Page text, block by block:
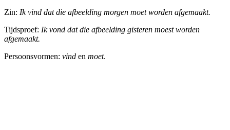
Zin: Ik vind dat die afbeelding morgen moet worden afgemaakt.
Tijdsproef: Ik vond dat die afbeelding gisteren moest worden
afgemaakt.
Persoonsvormen: vind en moet.